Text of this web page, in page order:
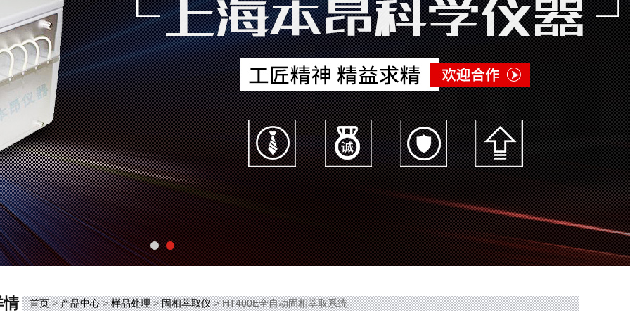
情 首页>产品中心>样品处理>固相萃取仪> HT400E全自动固相萃取系统